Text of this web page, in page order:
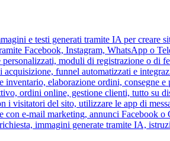
e testi generati tramite IA per creare
Facebook, Instagram, WhatsApp o
moduli di registrazione o di
acquisizione, funnel automatizzati e
inventario, elaborazione ordini, consegne e
ordini online, gestione clienti, tutto su
i visitatori del sito, utilizzare le app di
con e-mail marketing, annunci Facebook
immagini generate tramite IA,